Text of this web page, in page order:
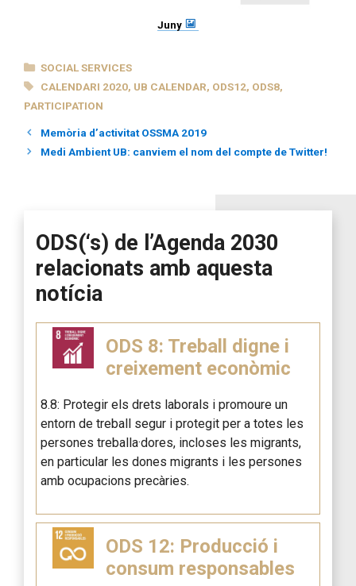
Juny
CATEGORIES
SOCIAL SERVICES
TAGS
CALENDARI 2020, UB CALENDAR, ODS12, ODS8,
PARTICIPATION
Memòria d’activitat OSSMA 2019
Medi Ambient UB: canviem el nom del compte de Twitter!
ODS(‘s) de l’Agenda 2030
relacionats amb aquesta
notícia
ODS 8: Treball digne i
creixement econòmic
8.8: Protegir els drets laborals i promoure un
entorn de treball segur i protegit per a totes les
persones treballa·dores, incloses les migrants,
en particular les dones migrants i les persones
amb ocupacions precàries.
ODS 12: Producció i
consum responsables